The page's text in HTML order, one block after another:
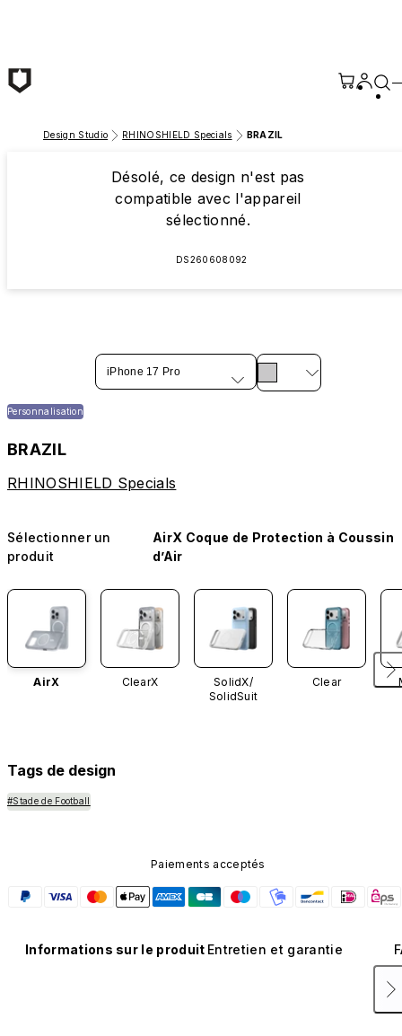
Design Studio RHINOSHIELD Specials BRAZIL
Désolé, ce design n'est pas
compatible avec l'appareil
sélectionné.
DS260608092
iPhone 17 Pro
Personnalisation
BRAZIL
RHINOSHIELD Specials
Sélectionner un
produit
AirX Coque de Protection à Coussin
d’Air
AirX ClearX
SolidX/
SolidSuit
Clear
Tags de design
#Stade de Football
Paiements acceptés
Informations sur le produit Entretien et garantie